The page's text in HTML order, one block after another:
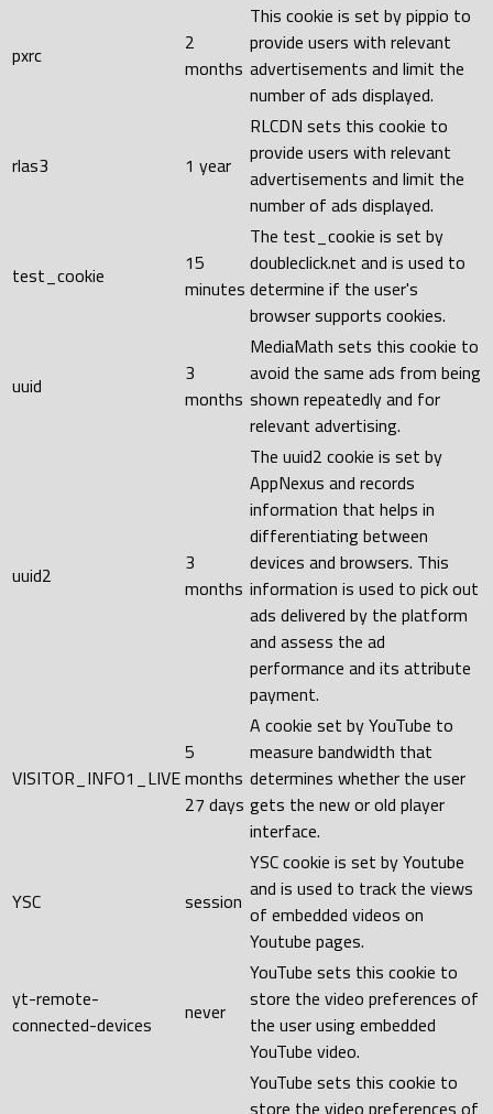
pxrc
2
months
This cookie is set by pippio to
provide users with relevant
advertisements and limit the
number of ads displayed.
rlas3 1 year
RLCDN sets this cookie to
provide users with relevant
advertisements and limit the
number of ads displayed.
test_cookie
15
minutes
The test_cookie is set by
doubleclick.net and is used to
determine if the user's
browser supports cookies.
uuid
3
months
MediaMath sets this cookie to
avoid the same ads from being
shown repeatedly and for
relevant advertising.
uuid2
3
months
The uuid2 cookie is set by
AppNexus and records
information that helps in
differentiating between
devices and browsers. This
information is used to pick out
ads delivered by the platform
and assess the ad
performance and its attribute
payment.
VISITOR_INFO1_LIVE
5
months
27 days
A cookie set by YouTube to
measure bandwidth that
determines whether the user
gets the new or old player
interface.
YSC session
YSC cookie is set by Youtube
and is used to track the views
of embedded videos on
Youtube pages.
yt-remote-
connected-devices
never
YouTube sets this cookie to
store the video preferences of
the user using embedded
YouTube video.
YouTube sets this cookie to
store the video preferences of